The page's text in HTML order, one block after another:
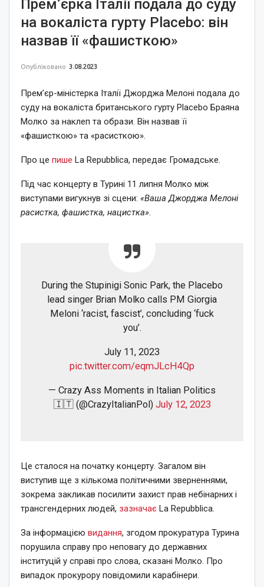
Прем’єрка Італії подала до суду
на вокаліста гурту Placеbo: він
назвав її «фашисткою»
Опубліковано 3.08.2023
Премʼєр-міністерка Італії Джорджа Мелоні подала до
суду на вокаліста британського гурту Placebo Браяна
Молко за наклеп та образи. Він назвав її
«фашисткою» та «расисткою».
Про це пише La Repubblica, передає Громадське.
Під час концерту в Турині 11 липня Молко між
виступами вигукнув зі сцени: «Ваша Джорджа Мелоні
расистка, фашистка, нацистка».
During the Stupinigi Sonic Park, the Placebo
lead singer Brian Molko calls PM Giorgia
Meloni ‘racist, fascist’, concluding ‘fuck
you’.
July 11, 2023
pic.twitter.com/eqmJLcH4Qp
— Crazy Ass Moments in Italian Politics
🇮🇹 (@CrazyItalianPol) July 12, 2023
Це сталося на початку концерту. Загалом він
виступив ще з кількома політичними зверненнями,
зокрема закликав посилити захист прав небінарних і
трансгендерних людей, зазначає La Repubblica.
За інформацією видання, згодом прокуратура Турина
порушила справу про неповагу до державних
інституцій у справі про слова, сказані Молко. Про
випадок прокурору повідомили карабінери.